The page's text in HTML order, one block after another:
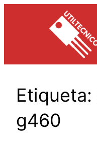
Etiqueta:
g460